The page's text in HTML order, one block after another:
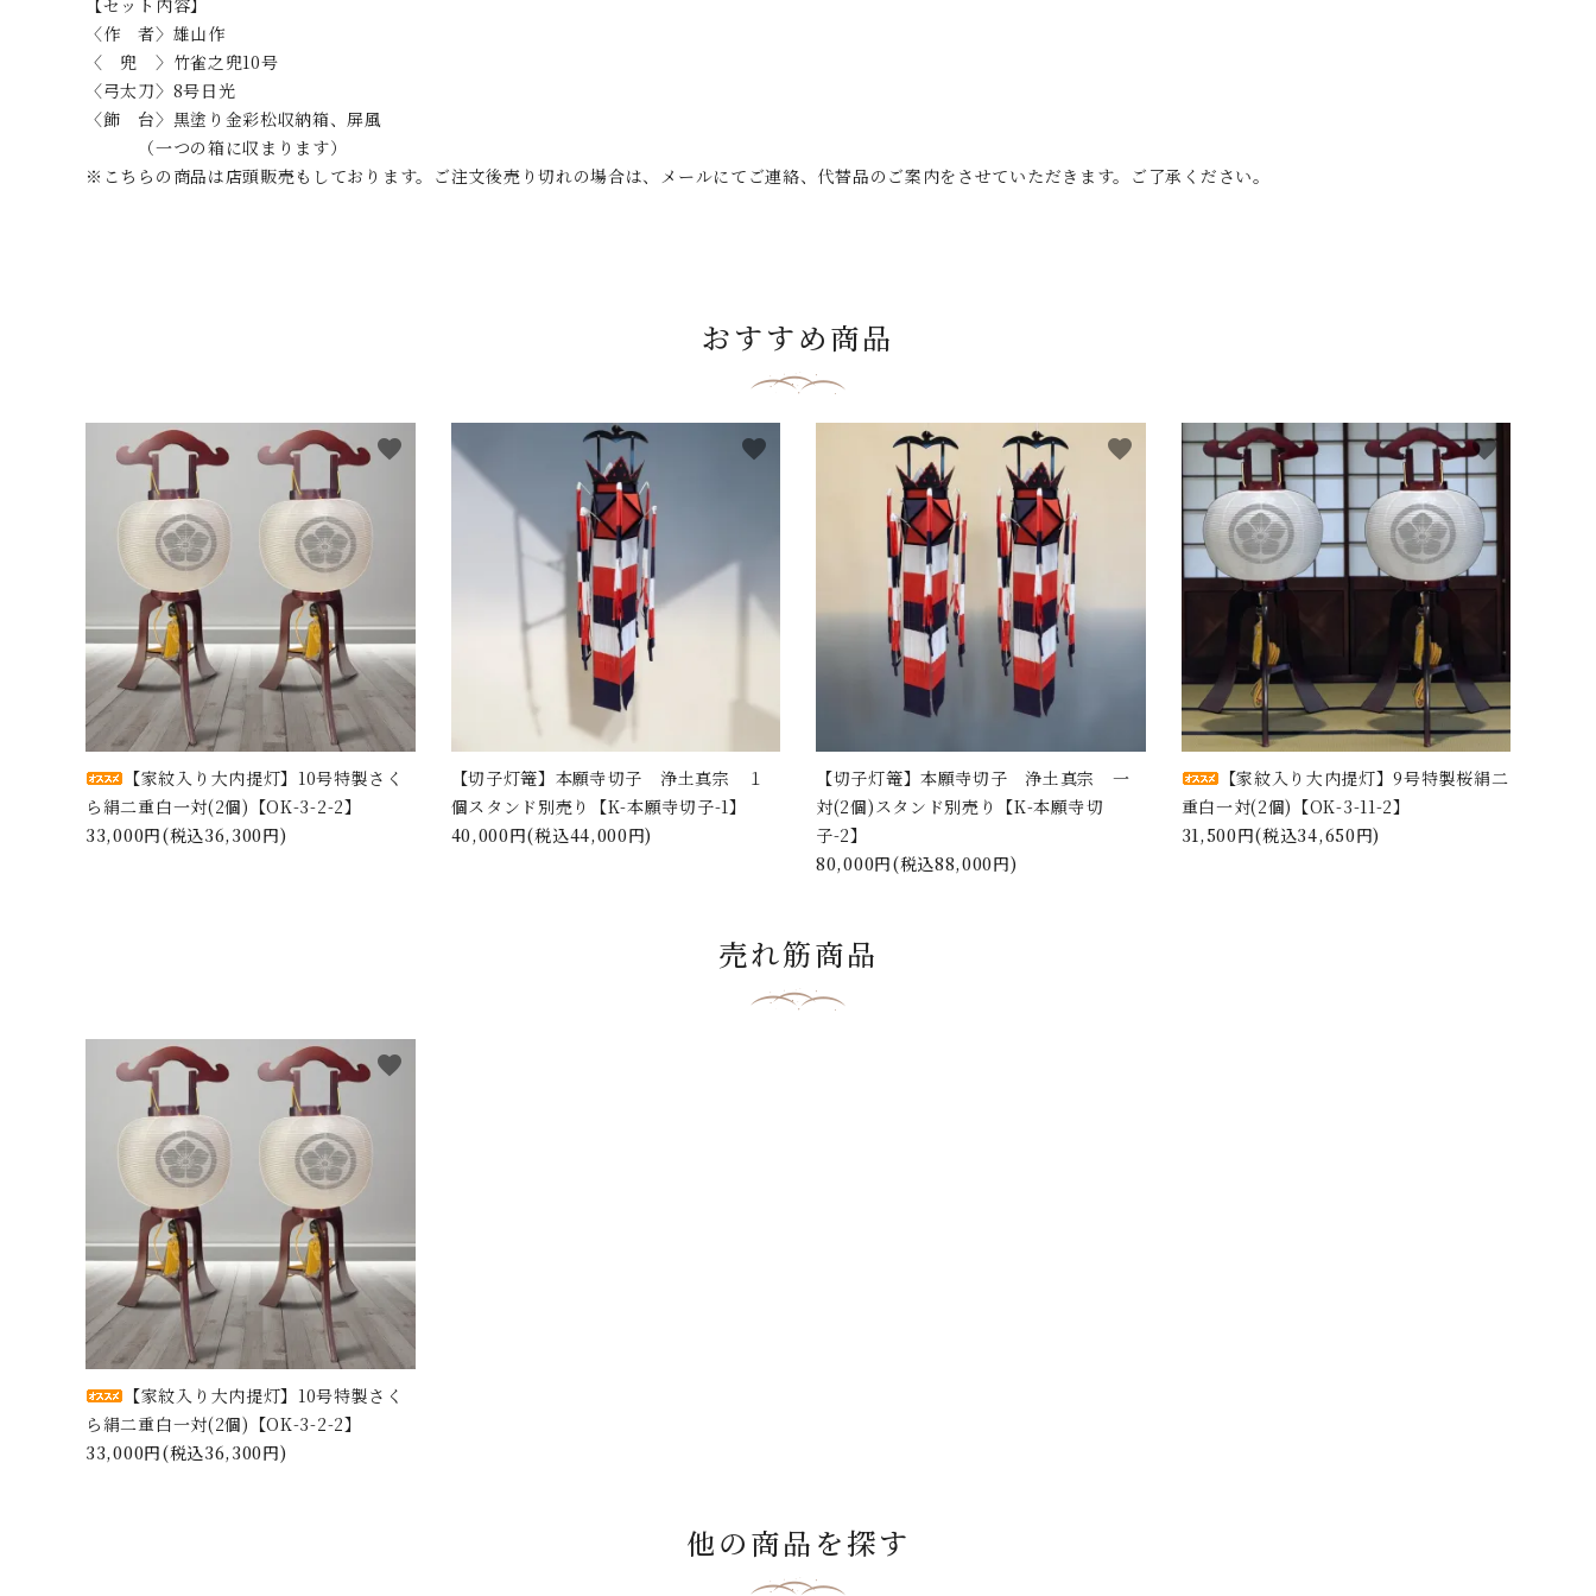
〈作 者〉雄山作
〈 兜 〉竹雀之兜10号
〈弓太刀〉8号日光
〈飾 台〉黒塗り金彩松収納箱、屏風
（一つの箱に収まります）
※こちらの商品は店頭販売もしております。ご注文後売り切れの場合は、メールにてご連絡、代替品のご案内をさせていただきます。ご了承ください。
おすすめ商品
【家紋入り大内提灯】10号特製さく
ら絹二重白一対(2個)【OK-3-2-2】
33,000円(税込36,300円)
favorite
【切子灯篭】本願寺切子 浄土真宗 １
個スタンド別売り【K-本願寺切子-1】
40,000円(税込44,000円)
favorite
【切子灯篭】本願寺切子 浄土真宗 一
対(2個)スタンド別売り【K-本願寺切
子-2】
80,000円(税込88,000円)
favorite
【家紋入り大内提灯】9号特製桜絹二
重白一対(2個)【OK-3-11-2】
31,500円(税込34,650円)
favorite
売れ筋商品
【家紋入り大内提灯】10号特製さく
ら絹二重白一対(2個)【OK-3-2-2】
33,000円(税込36,300円)
favorite
他の商品を探す